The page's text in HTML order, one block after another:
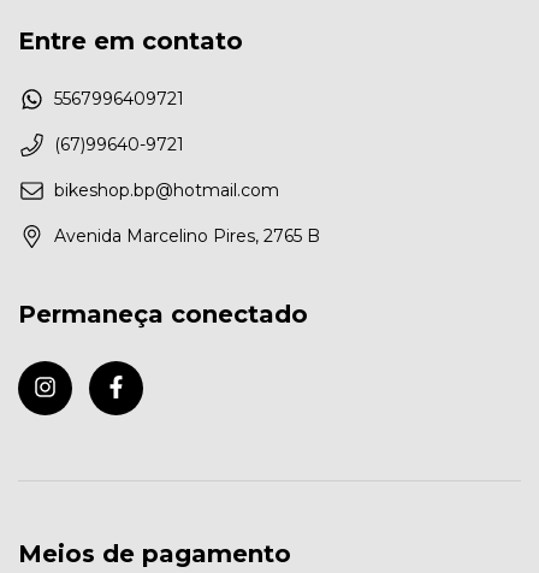
Entre em contato
5567996409721
(67)99640-9721
bikeshop.bp@hotmail.com
Avenida Marcelino Pires, 2765 B
Permaneça conectado
Meios de pagamento